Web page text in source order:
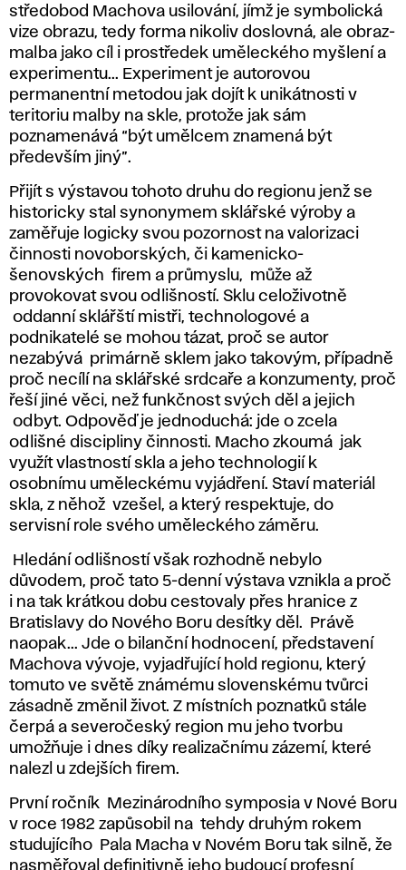
středobod Machova usilování, jímž je symbolická
vize obrazu, tedy forma nikoliv doslovná, ale obraz-
malba jako cíl i prostředek uměleckého myšlení a
experimentu... Experiment je autorovou
permanentní metodou jak dojít k unikátnosti v
teritoriu malby na skle, protože jak sám
poznamenává “být umělcem znamená být
především jiný”.
Přijít s výstavou tohoto druhu do regionu jenž se
historicky stal synonymem sklářské výroby a
zaměřuje logicky svou pozornost na valorizaci
činnosti novoborských, či kamenicko-
šenovských firem a průmyslu, může až
provokovat svou odlišností. Sklu celoživotně
oddanní sklářští mistři, technologové a
podnikatelé se mohou tázat, proč se autor
nezabývá primárně sklem jako takovým, případně
proč necílí na sklářské srdcaře a konzumenty, proč
řeší jiné věci, než funkčnost svých děl a jejich
odbyt. Odpověď je jednoduchá: jde o zcela
odlišné discipliny činnosti. Macho zkoumá jak
využít vlastností skla a jeho technologií k
osobnímu uměleckému vyjádření. Staví materiál
skla, z něhož vzešel, a který respektuje, do
servisní role svého uměleckého záměru.
Hledání odlišností však rozhodně nebylo
důvodem, proč tato 5-denní výstava vznikla a proč
i na tak krátkou dobu cestovaly přes hranice z
Bratislavy do Nového Boru desítky děl. Právě
naopak... Jde o bilanční hodnocení, představení
Machova vývoje, vyjadřující hold regionu, který
tomuto ve světě známému slovenskému tvůrci
zásadně změnil život. Z místních poznatků stále
čerpá a severočeský region mu jeho tvorbu
umožňuje i dnes díky realizačnímu zázemí, které
nalezl u zdejších firem.
První ročník Mezinárodního symposia v Nové Boru
v roce 1982 zapůsobil na tehdy druhým rokem
studujícího Pala Macha v Novém Boru tak silně, že
nasměřoval definitivně jeho budoucí profesní